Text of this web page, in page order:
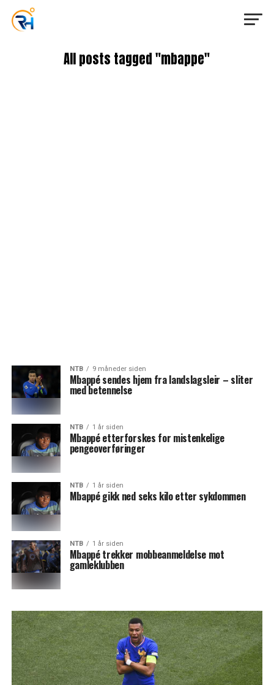
All posts tagged "mbappe"
NTB 9 måneder siden
Mbappé sendes hjem fra landslagsleir – sliter
med betennelse
NTB 1 år siden
Mbappé etterforskes for mistenkelige
pengeoverføringer
NTB 1 år siden
Mbappé gikk ned seks kilo etter sykdommen
NTB 1 år siden
Mbappé trekker mobbeanmeldelse mot
gamleklubben